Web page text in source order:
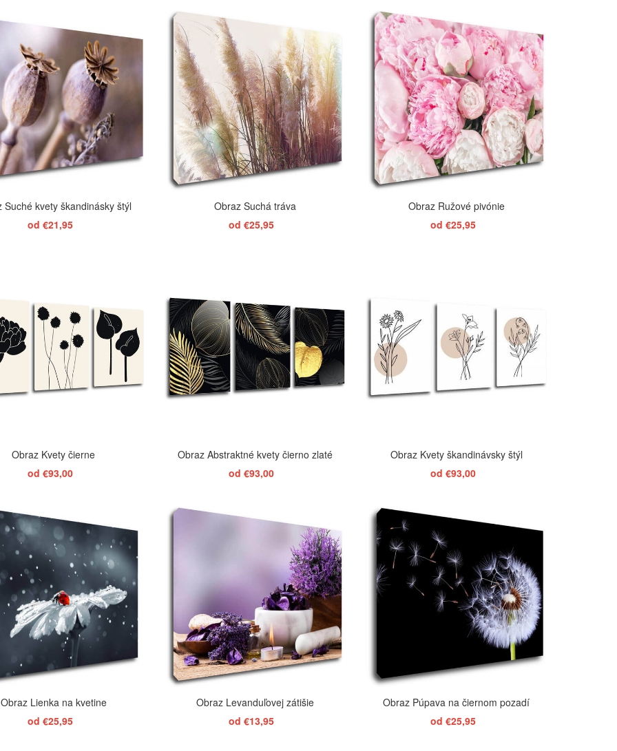
ZOBRAZIŤ ZOBRAZIŤ
Suché kvety škandinásky štýl
od €21,95
Obraz Suchá tráva
od €25,95
Obraz Ružové pivónie
od €25,95
Obraz Kvety čierne
od €93,00
ZOBRAZIŤ
Obraz Abstraktné kvety čierno zlaté
od €93,00
ZOBRAZIŤ
Obraz Kvety škandinávsky štýl
od €93,00
ZOBRAZIŤ
Obraz Lienka na kvetine
od €25,95
Obraz Levanduľovej zátišie
od €13,95
Obraz Púpava na čiernom pozadí
od €25,95